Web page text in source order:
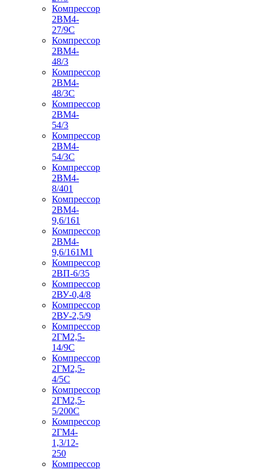
Компрессор
2ВМ4-
27/9С
Компрессор
2ВМ4-
48/3
Компрессор
2ВМ4-
48/3С
Компрессор
2ВМ4-
54/3
Компрессор
2ВМ4-
54/3С
Компрессор
2ВМ4-
8/401
Компрессор
2ВМ4-
9,6/161
Компрессор
2ВМ4-
9,6/161М1
Компрессор
2ВП-6/35
Компрессор
2ВУ-0,4/8
Компрессор
2ВУ-2,5/9
Компрессор
2ГМ2,5-
14/9С
Компрессор
2ГМ2,5-
4/5С
Компрессор
2ГМ2,5-
5/200С
Компрессор
2ГМ4-
1,3/12-
250
Компрессор